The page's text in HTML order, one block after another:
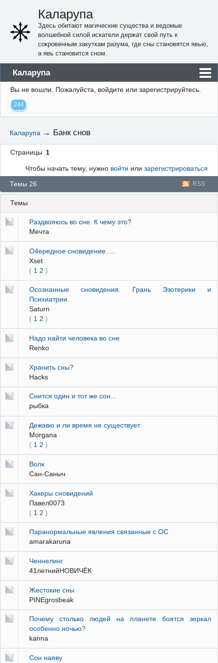
Каларупа
Здесь обитают магические существа и ведомые
волшебной силой искатели держат свой путь к
сокровенным закуткам разума, где сны становятся явью,
а явь становится сном.
Каларупа
Блог
Форум
Правила
Вход
Вы не вошли. Пожалуйста, войдите или зарегистрируйтесь.
244
Каларупа → Банк снов
Страницы 1
Чтобы начать тему, нужно войти или зарегистрироваться
RSS
Темы 26
Темы
Раздвояюсь во сне. К чему это?
Мечта
О4ередное сновидение.....
Xset
( 1 2 )
Осознанные сновидения. Грань Эзотерики и
Психиатрии.
Saturn
( 1 2 )
Надо найти человека во сне
Renko
Хранить сны?
Hacks
Снится один и тот же сон...
рыбка
Дежавю и ли время не существует
Morgana
( 1 2 )
Волк
Сан-Саныч
Хакеры сновидений
Павел0073
( 1 2 )
Паранормальные явления связанные с ОС
amarakaruna
Ченнелинг
41летнийНОВИЧЁК
Жестокие сны
PINEgrosbeak
Почему столько людей на планете боятся зеркал
особенно ночью?
kanna
Сон наяву